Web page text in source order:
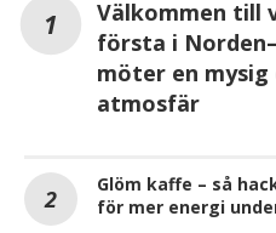
Välkommen till
första i
möter en mysig
atmosfär
Glöm kaffe – så
för mer energi